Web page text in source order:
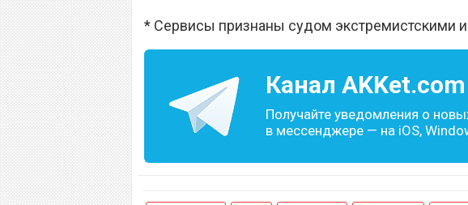
* Сервисы признаны судом экстремистскими
Канал AKKet.com
Получайте уведомления о
в мессенджере — на iOS,